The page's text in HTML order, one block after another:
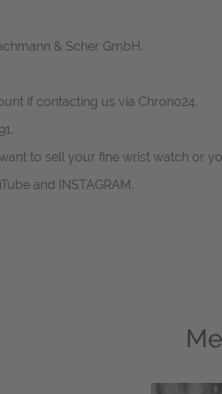
& Scher GmbH.
if contacting us via Chrono24.
to sell your fine wrist watch or
and INSTAGRAM.